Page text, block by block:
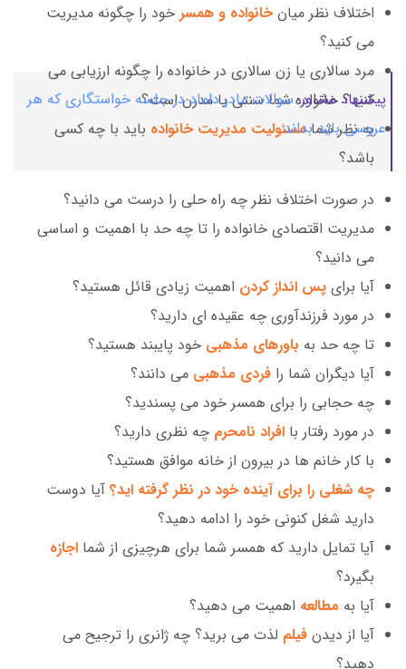
اختلاف نظر میان خانواده و همسر خود را چگونه مدیریت
می کنید؟
مرد سالاری یا زن سالاری در خانواده را چگونه ارزیابی می
کنید؟ خانواده شما سنتی یا مدرن است؟
به نظر شمامسئولیت مدیریت خانواده باید با چه کسی
باشد؟
پیشنهاد مشاور:سوالات مادر داماد در جلسه خواستگاری که هر
عروسی باید بداند
در صورت اختلاف نظر چه راه حلی را درست می دانید؟
مدیریت اقتصادی خانواده را تا چه حد با اهمیت و اساسی
می دانید؟
آیا برای پس انداز کردن اهمیت زیادی قائل هستید؟
در مورد فرزندآوری چه عقیده ای دارید؟
تا چه حد به باورهای مذهبی خود پایبند هستید؟
آیا دیگران شما را فردی مذهبی می دانند؟
چه حجابی را برای همسر خود می پسندید؟
در مورد رفتار با افراد نامحرم چه نظری دارید؟
با کار خانم ها در بیرون از خانه موافق هستید؟
چه شغلی را برای آینده خود در نظر گرفته اید؟ آیا دوست
دارید شغل کنونی خود را ادامه دهید؟
آیا تمایل دارید که همسر شما برای هرچیزی از شما اجازه
بگیرد؟
آیا به مطالعه اهمیت می دهید؟
آیا از دیدن فیلم لذت می برید؟ چه ژانری را ترجیح می
دهید؟